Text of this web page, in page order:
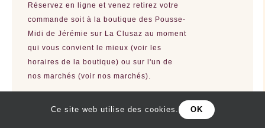
Réservez en ligne et venez retirez votre
commande soit à la boutique des Pousse-
Midi de Jérémie sur La Clusaz au moment
qui vous convient le mieux (voir les
horaires de la boutique) ou sur l'un de
nos marchés (voir nos marchés).
Ce site web utilise des cookies. OK